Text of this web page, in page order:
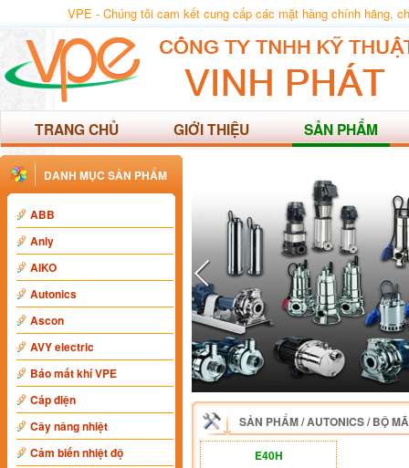
VPE - Chúng tôi cam kết cung cấp các mặt hàng chính hãng,
TRANG CHỦ GIỚI THIỆU SẢN PHẨM
DANH MỤC SẢN PHẨM
ABB
Anly
AIKO
Autonics
Ascon
AVY electric
Báo mất khí VPE
Cáp điện
Cây nâng nhiệt
Cảm biến nhiệt độ
SẢN PHẨM/AUTONICS/BỘ
E40H